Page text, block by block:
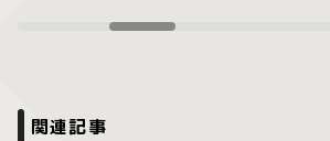
関連記事